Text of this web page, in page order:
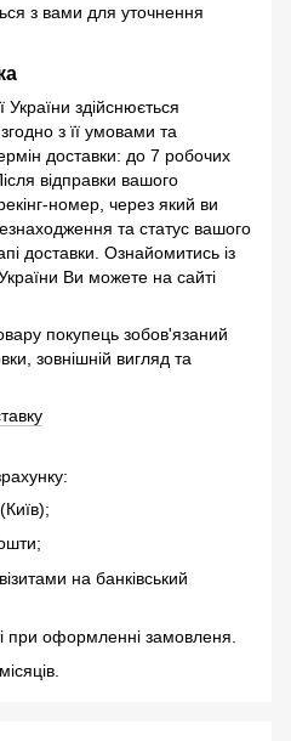
з вами для уточнення
України здійснюється
з її умовами та
доставки: до 7 робочих
відправки вашого
номер, через який ви
та статус вашого
доставки. Ознайомитись із
Ви можете на сайті
покупець зобов'язаний
зовнішній вигляд та
на банківський
при оформленні замовленя.